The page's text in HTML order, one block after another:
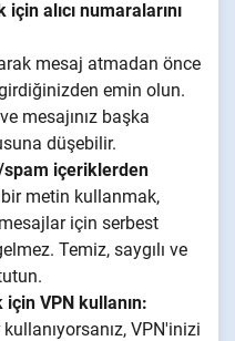
alıcı numaralarını
mesaj atmadan önce
emin olun.
mesajınız başka
düşebilir.
spam içeriklerden
metin kullanmak,
için serbest
Temiz, saygılı ve
VPN kullanın:
VPN'inizi